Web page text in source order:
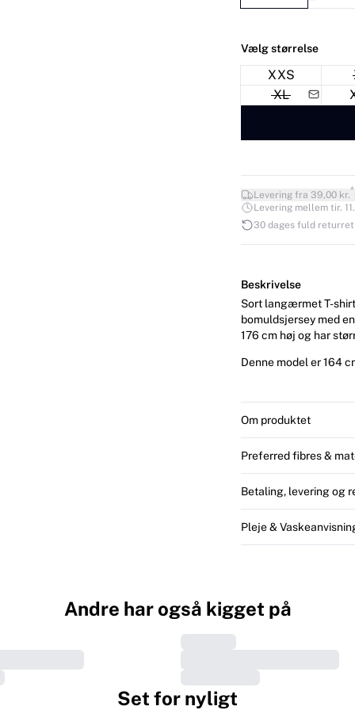
Vælg størrelse
XXS
XL
Levering fra 39,00 kr.*
Levering mellem tir.
30 dages fuld returret
Beskrivelse
Sort langærmet T-
bomuldsjersey med en
176 cm høj og har
Denne model er 164
Om produktet
Preferred fibres &
Betaling, levering og
Pleje &
Andre har også kigget på
Set for nyligt